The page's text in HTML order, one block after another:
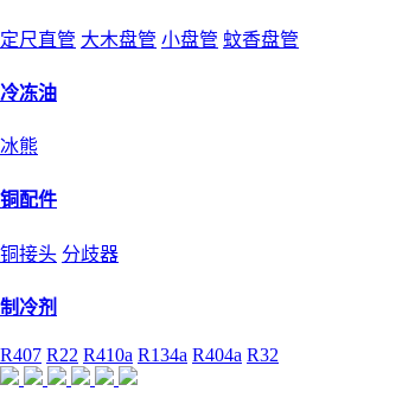
定尺直管 大木盘管 小盘管 蚊香盘管
冷冻油
冰熊
铜配件
铜接头 分歧器
制冷剂
R407 R22 R410a R134a R404a R32